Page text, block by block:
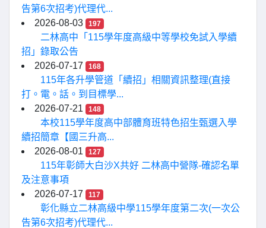
告第6次招考)代理代...
2026-08-03
197
二林高中「115學年度高級中等學校免試入學續
招」錄取公告
2026-07-17
168
115年各升學管道「續招」相關資訊整理(直接
打。電。話。到目標學...
2026-07-21
148
本校115學年度高中部體育班特色招生甄選入學
續招簡章【國三升高...
2026-08-01
127
115年彰師大白沙X共好 二林高中營隊-確認名單
及注意事項
2026-07-17
117
彰化縣立二林高級中學115學年度第二次(一次公
告第6次招考)代理代...